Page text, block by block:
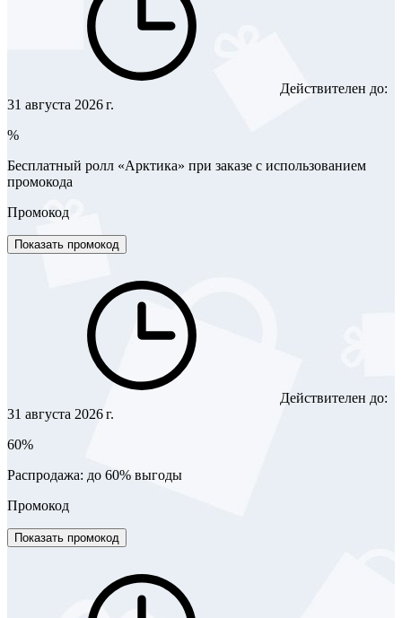
Действителен до:
31 августа 2026 г.
%
Бесплатный ролл «Арктика» при заказе с использованием
промокода
Промокод
Показать промокод
Действителен до:
31 августа 2026 г.
60%
Распродажа: до 60% выгоды
Промокод
Показать промокод